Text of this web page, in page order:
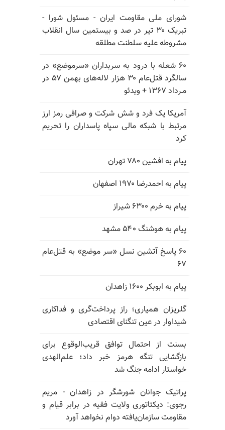
شورای ملی مقاومت ایران - مسئول شورا -
تبریک ۳۰ تیر در صد و بیستمین سال انقلاب
مشروطه علیه سلطنت مطلقه
۶۰ شعله با درود به سربداران «سرموضع» در
سالگرد قتل‌عام ۳۰ هزار لاله‌های بهمن ۵۷ در
مـرداد ۱۳۶۷ + ویدئو
آمریکا یک فرد و شش شرکت و صرافی رمز ارز
مرتبط با شبکه مالی سپاه پاسداران را تحریم
کرد
پیام به افشین ۷۸۰ تهران
پیام به احمدرضا ۱۹۷۰ اصفهان
پیام به خرم ۶۳۰۰ شیراز
پیام به هوشنگ ۵۴۰ مشهد
۶۰ پاسخ آتشین نسل «سر موضع» به قتل‌عام
۶۷
پیام به ابوبکر ۱۶۰۰ زاهدان
گلریزان همیاری؛ راز پرداخت‌گری و فداکاری
شیداوار در عین تنگنای اقتصادی
بسنت از احتمال توافق قریب‌الوقوع برای
بازگشایی تنگه هرمز خبر داد؛ علم‌الهدی
خواستار ادامه جنگ شد
پراتیک جوانان شورشگر در زاهدان - مریم
رجوی: دیکتاتوری ولایت فقیه در برابر قیام و
مقاومت سازمان‌یافته دوام نخواهد آورد